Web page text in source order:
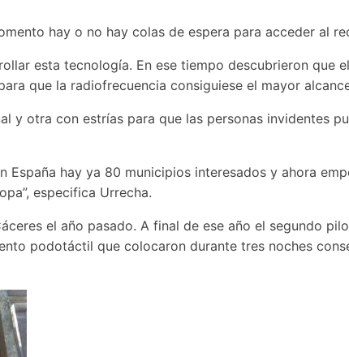
hay o no hay colas de espera para acceder al
esta tecnología. En ese tiempo descubrieron que
que la radiofrecuencia consiguiese el mayor
y otra con estrías para que las personas invidentes
España hay ya 80 municipios interesados y ahora
especifica Urrecha.
el año pasado. A final de ese año el segundo
podotáctil que colocaron durante tres noches